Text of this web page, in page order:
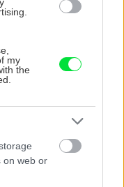
my
the
on web or pílou sa